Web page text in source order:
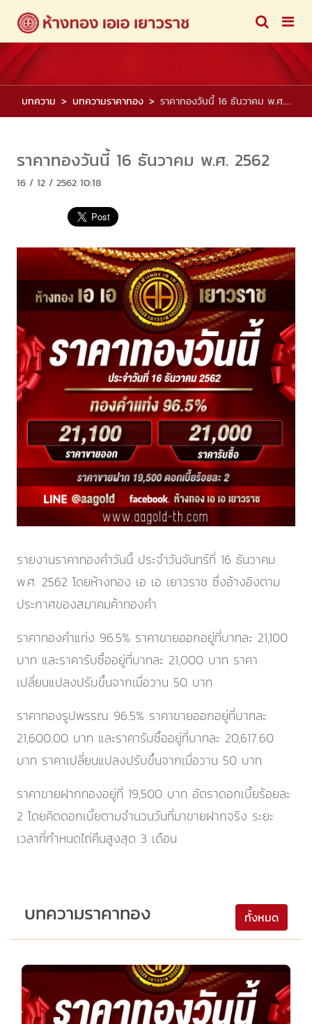
บทความ บทความราคาทอง ราคาทองวันนี้ 16 ธันวาคม พ.ศ. 2562
ราคาทองวันนี้ 16 ธันวาคม พ.ศ. 2562
16 / 12 / 2562 10:18
รายงานราคาทองคำวันนี้ ประจำวันจันทร์ที่ 16 ธันวาคม
พ.ศ. 2562 โดยห้างทอง เอ เอ เยาวราช ซึ่งอ้างอิงตาม
ประกาศของสมาคมค้าทองคำ
ราคาทองคำแท่ง 96.5% ราคาขายออกอยู่ที่บาทละ 21,100
บาท และราคารับซื้ออยู่ที่บาทละ 21,000 บาท ราคา
เปลี่ยนแปลงปรับขึ้นจากเมื่อวาน 50 บาท
ราคาทองรูปพรรณ 96.5% ราคาขายออกอยู่ที่บาทละ
21,600.00 บาท และราคารับซื้ออยู่ที่บาทละ 20,617.60
บาท ราคาเปลี่ยนแปลงปรับขึ้นจากเมื่อวาน 50 บาท
ราคาขายฝากทองอยู่ที่ 19,500 บาท อัตราดอกเบี้ยร้อยละ
2 โดยคิดดอกเบี้ยตามจำนวนวันที่มาขายฝากจริง ระยะ
เวลาที่กำหนดไถ่คืนสูงสุด 3 เดือน
ทั้งหมด
บทความราคาทอง